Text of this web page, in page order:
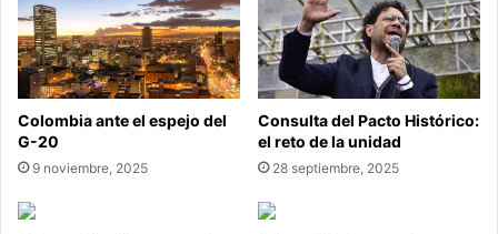
Colombia ante el espejo del
G-20
9 noviembre, 2025
Consulta del Pacto Histórico:
el reto de la unidad
28 septiembre, 2025